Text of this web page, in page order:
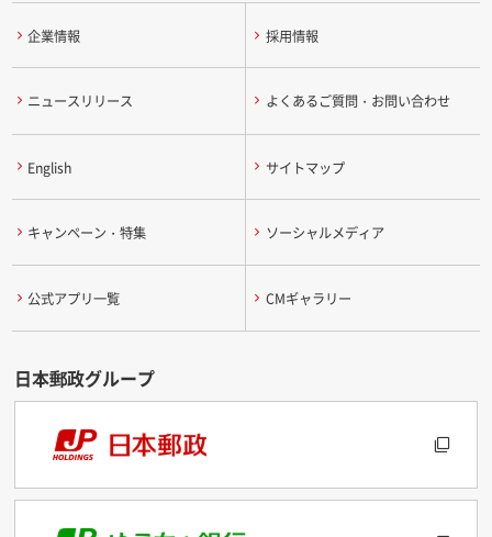
企業情報 採用情報
ニュースリリース よくあるご質問・お問い合わせ
English サイトマップ
キャンペーン・特集 ソーシャルメディア
公式アプリ一覧 CMギャラリー